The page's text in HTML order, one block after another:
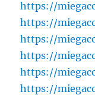
https://
https://
https://
https://
https://
https://